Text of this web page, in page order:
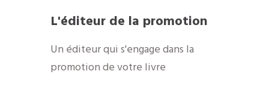
​L'éditeur de la promotion
​Un éditeur qui s'engage dans la
promotion de votre livre